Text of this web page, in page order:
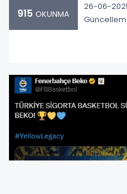
915 OKUNMA
26-06-